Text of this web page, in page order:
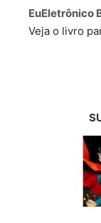
EuEletrônico
Veja o livro